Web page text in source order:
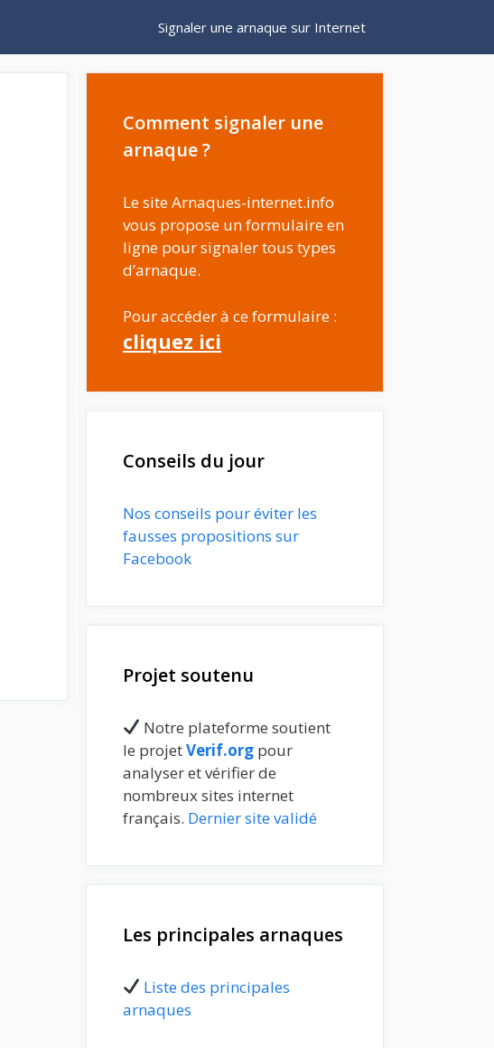
Signaler une arnaque sur Internet
Comment signaler une
arnaque ?
Le site Arnaques-internet.info
vous propose un formulaire en
ligne pour signaler tous types
d’arnaque.
Pour accéder à ce formulaire :
cliquez ici
Conseils du jour
Nos conseils pour éviter les
fausses propositions sur
Facebook
Projet soutenu
Notre plateforme soutient
le projetVerif.org pour
analyser et vérifier de
nombreux sites internet
français. Dernier site validé
Les principales arnaques
Liste des principales
arnaques